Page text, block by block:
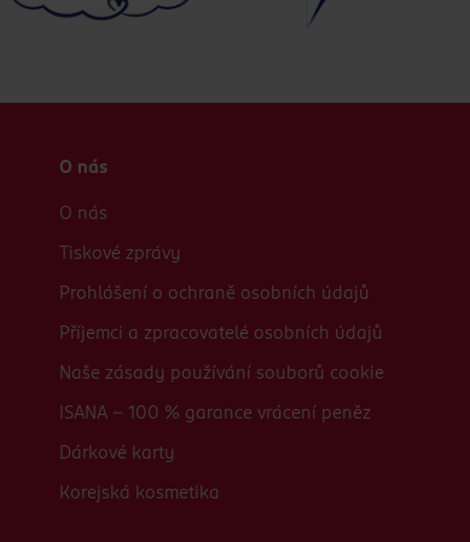
O nás
O nás
Tiskové zprávy
Prohlášení o ochraně osobních údajů
Příjemci a zpracovatelé osobních údajů
Naše zásady používání souborů cookie
ISANA - 100 % garance vrácení peněz
Dárkové karty
Korejská kosmetika